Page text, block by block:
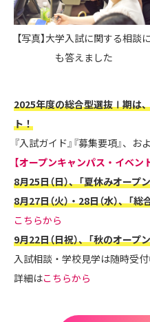
【写真】大学入試に関する相談に
も答えました
2025年度の総合型選抜Ⅰ期は、
ト！
『入試ガイド』『募集要項』、
【オープンキャンパス・イベン
8月25日（日）、「夏休みオープ
8月27日（火）・28日（水）、「
こちらから
9月22日（日祝）、「秋のオープ
入試相談・学校見学は随時受付
詳細はこちらから